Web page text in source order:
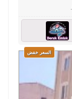
السعر خفض